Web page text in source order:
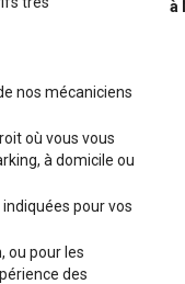
nos mécaniciens
où vous vous
à domicile ou
pour vos
ou pour les
des
à